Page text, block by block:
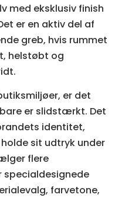
med eksklusiv finish
er en aktiv del af
greb, hvis rummet
helstøbt og
er det
er slidstærkt. Det
identitet,
sit udtryk under
flere
specialdesignede
farvetone,